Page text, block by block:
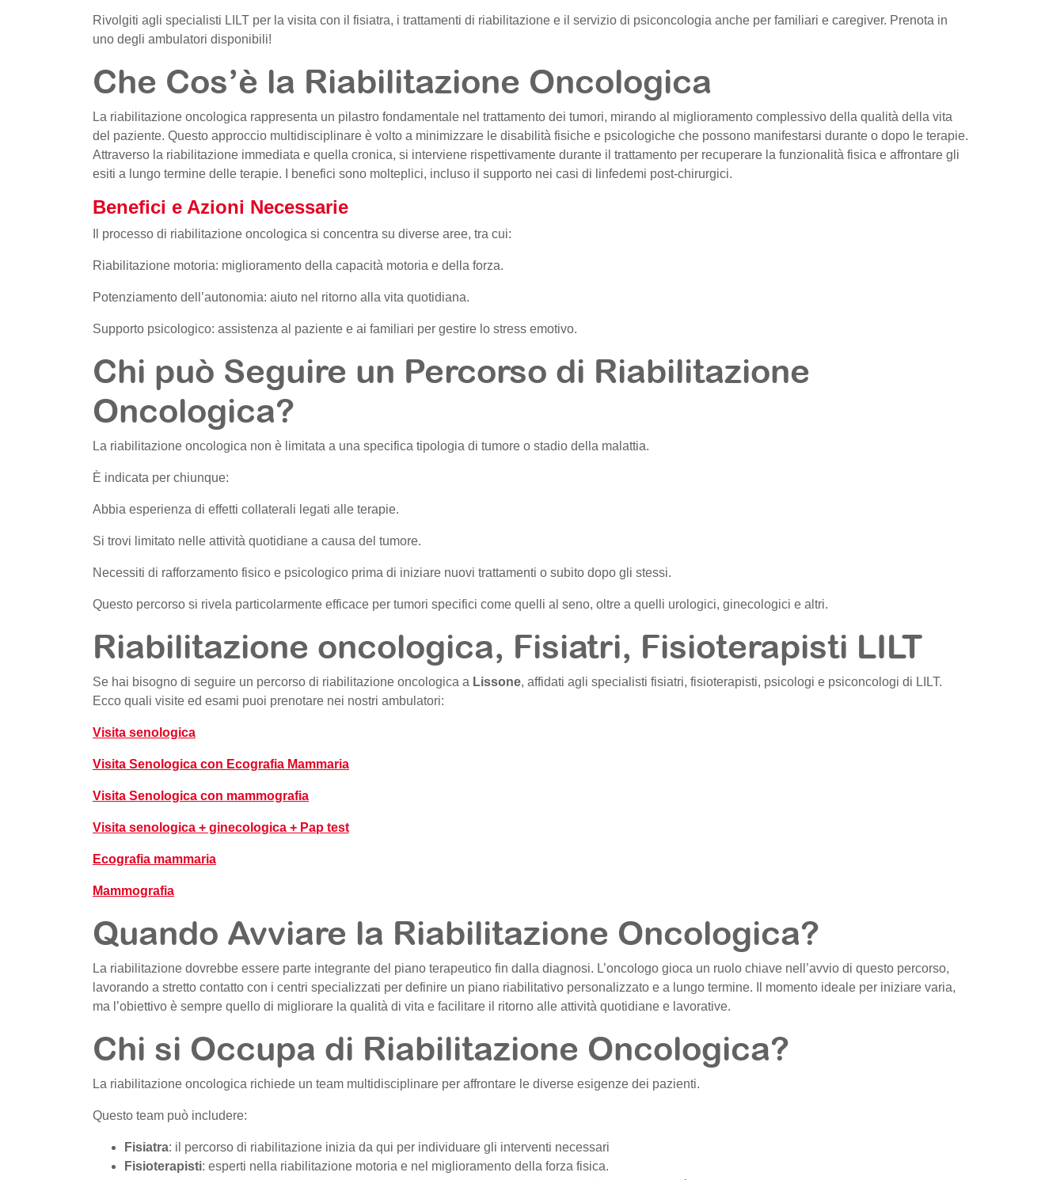
Rivolgiti agli specialisti LILT per la visita con il fisiatra, i trattamenti di riabilitazione e il servizio di psiconcologia anche per familiari e caregiver. Prenota in
uno degli ambulatori disponibili!
Che Cos’è la Riabilitazione Oncologica
La riabilitazione oncologica rappresenta un pilastro fondamentale nel trattamento dei tumori, mirando al miglioramento complessivo della qualità della vita
del paziente. Questo approccio multidisciplinare è volto a minimizzare le disabilità fisiche e psicologiche che possono manifestarsi durante o dopo le terapie.
Attraverso la riabilitazione immediata e quella cronica, si interviene rispettivamente durante il trattamento per recuperare la funzionalità fisica e affrontare gli
esiti a lungo termine delle terapie. I benefici sono molteplici, incluso il supporto nei casi di linfedemi post-chirurgici.
Benefici e Azioni Necessarie
Il processo di riabilitazione oncologica si concentra su diverse aree, tra cui:
Riabilitazione motoria: miglioramento della capacità motoria e della forza.
Potenziamento dell’autonomia: aiuto nel ritorno alla vita quotidiana.
Supporto psicologico: assistenza al paziente e ai familiari per gestire lo stress emotivo.
Chi può Seguire un Percorso di Riabilitazione
Oncologica?
La riabilitazione oncologica non è limitata a una specifica tipologia di tumore o stadio della malattia.
È indicata per chiunque:
Abbia esperienza di effetti collaterali legati alle terapie.
Si trovi limitato nelle attività quotidiane a causa del tumore.
Necessiti di rafforzamento fisico e psicologico prima di iniziare nuovi trattamenti o subito dopo gli stessi.
Questo percorso si rivela particolarmente efficace per tumori specifici come quelli al seno, oltre a quelli urologici, ginecologici e altri.
Riabilitazione oncologica, Fisiatri, Fisioterapisti LILT
Se hai bisogno di seguire un percorso di riabilitazione oncologica a Lissone, affidati agli specialisti fisiatri, fisioterapisti, psicologi e psiconcologi di LILT.
Ecco quali visite ed esami puoi prenotare nei nostri ambulatori:
Visita senologica
Visita Senologica con Ecografia Mammaria
Visita Senologica con mammografia
Visita senologica + ginecologica + Pap test
Ecografia mammaria
Mammografia
Quando Avviare la Riabilitazione Oncologica?
La riabilitazione dovrebbe essere parte integrante del piano terapeutico fin dalla diagnosi. L’oncologo gioca un ruolo chiave nell’avvio di questo percorso,
lavorando a stretto contatto con i centri specializzati per definire un piano riabilitativo personalizzato e a lungo termine. Il momento ideale per iniziare varia,
ma l’obiettivo è sempre quello di migliorare la qualità di vita e facilitare il ritorno alle attività quotidiane e lavorative.
Chi si Occupa di Riabilitazione Oncologica?
La riabilitazione oncologica richiede un team multidisciplinare per affrontare le diverse esigenze dei pazienti.
Questo team può includere:
Fisiatra: il percorso di riabilitazione inizia da qui per individuare gli interventi necessari
Fisioterapisti: esperti nella riabilitazione motoria e nel miglioramento della forza fisica.